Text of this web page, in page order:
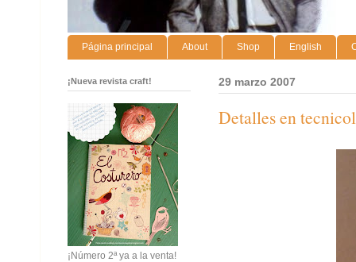
Página principal About Shop English
29 marzo 2007
Detalles en
¡Nueva revista craft!
¡Número 2ª ya a la venta!